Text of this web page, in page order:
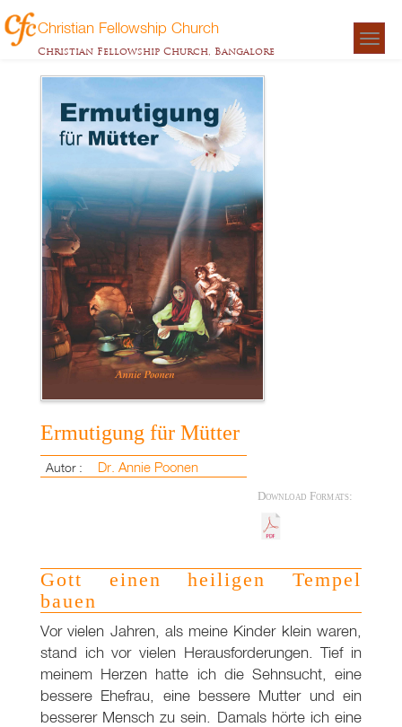
Christian Fellowship Church
Christian Fellowship Church, Bangalore
Ermutigung für Mütter
Autor : Dr. Annie Poonen
Download Formats:
Gott einen heiligen Tempel
bauen
Vor vielen Jahren, als meine Kinder klein waren,
stand ich vor vielen Herausforderungen. Tief in
meinem Herzen hatte ich die Sehnsucht, eine
bessere Ehefrau, eine bessere Mutter und ein
besserer Mensch zu sein. Damals hörte ich eine